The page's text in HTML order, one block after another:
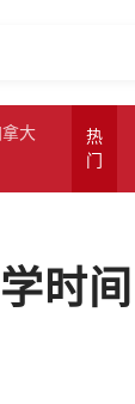
大
热
门
时间